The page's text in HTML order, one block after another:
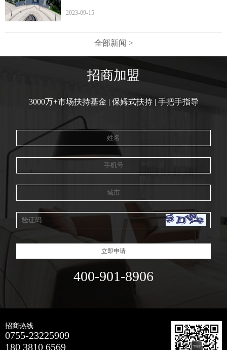
2023-09-15
全部新闻 >
招商加盟
3000万+市场扶持基金 | 保姆式扶持 | 手把手指导
立即申请
400-901-8906
招商热线
0755-23225909
180 3810 6569